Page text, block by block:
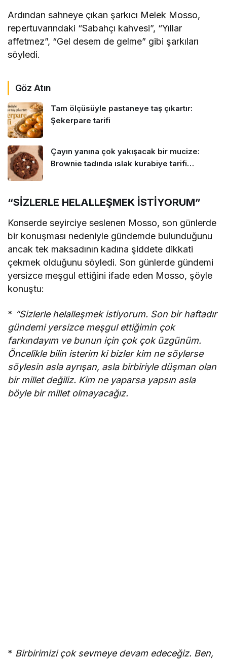
Ardından sahneye çıkan şarkıcı Melek Mosso,
repertuvarındaki “Sabahçı kahvesi”, “Yıllar
affetmez”, “Gel desem de gelme” gibi şarkıları
söyledi.
Göz Atın
Tam ölçüsüyle pastaneye taş çıkartır:
Şekerpare tarifi
Çayın yanına çok yakışacak bir mucize:
Brownie tadında ıslak kurabiye tarifi…
“SİZLERLE HELALLEŞMEK İSTİYORUM”
Konserde seyirciye seslenen Mosso, son günlerde
bir konuşması nedeniyle gündemde bulunduğunu
ancak tek maksadının kadına şiddete dikkati
çekmek olduğunu söyledi. Son günlerde gündemi
yersizce meşgul ettiğini ifade eden Mosso, şöyle
konuştu:
* “Sizlerle helalleşmek istiyorum. Son bir haftadır
gündemi yersizce meşgul ettiğimin çok
farkındayım ve bunun için çok çok üzgünüm.
Öncelikle bilin isterim ki bizler kim ne söylerse
söylesin asla ayrışan, asla birbiriyle düşman olan
bir millet değiliz. Kim ne yaparsa yapsın asla
böyle bir millet olmayacağız.
* Birbirimizi çok sevmeye devam edeceğiz. Ben,